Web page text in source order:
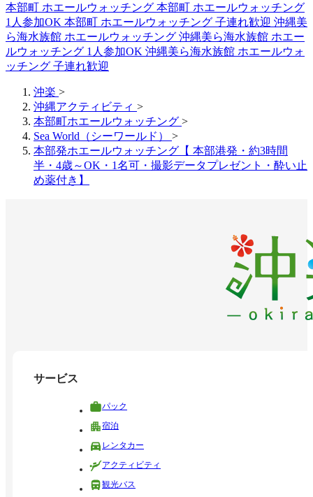
本部町 ホエールウォッチング 本部町 ホエールウォッチング
1人参加OK 本部町 ホエールウォッチング 子連れ歓迎 沖縄美
ら海水族館 ホエールウォッチング 沖縄美ら海水族館 ホエー
ルウォッチング 1人参加OK 沖縄美ら海水族館 ホエールウォ
ッチング 子連れ歓迎
沖楽 >
沖縄アクティビティ >
本部町ホエールウォッチング >
Sea World（シーワールド） >
本部発ホエールウォッチング【 本部港発・約3時間
半・4歳～OK・1名可・撮影データプレゼント・酔い止
め薬付き】
サービス
パック
宿泊
レンタカー
アクティビティ
観光バス